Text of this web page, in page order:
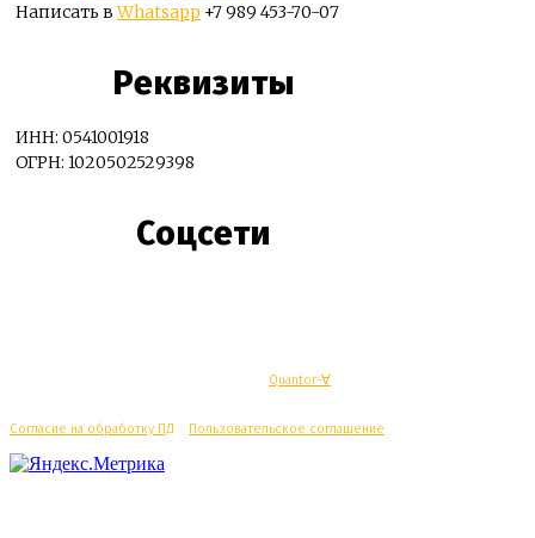
Написать вWhatsapp +7 989 453-70-07
Реквизиты
ИНН: 0541001918
ОГРН: 1020502529398
Соцсети
Quantor-∀
Согласие на обработку ПД Пользовательское соглашение